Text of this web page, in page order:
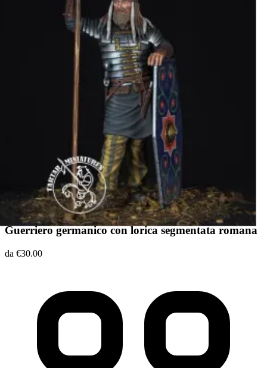
Guerriero germanico con lorica segmentata romana
da €30.00